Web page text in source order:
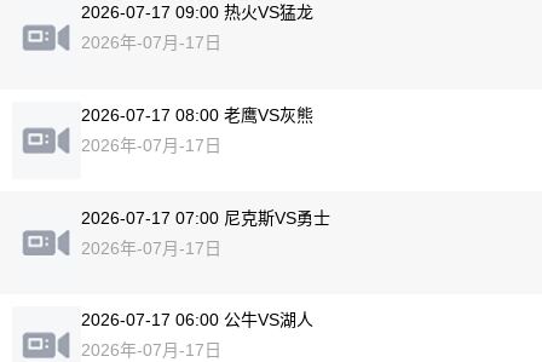
2026-07-17 09:00 热火VS猛龙
2026年-07月-17日
2026-07-17 08:00 老鹰VS灰熊
2026年-07月-17日
2026-07-17 07:00 尼克斯VS勇士
2026年-07月-17日
2026-07-17 06:00 公牛VS湖人
2026年-07月-17日